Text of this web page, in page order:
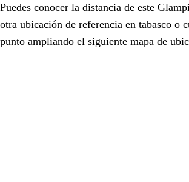
Puedes conocer la distancia de este
otra ubicación de referencia en tabasco o
punto ampliando el siguiente mapa de